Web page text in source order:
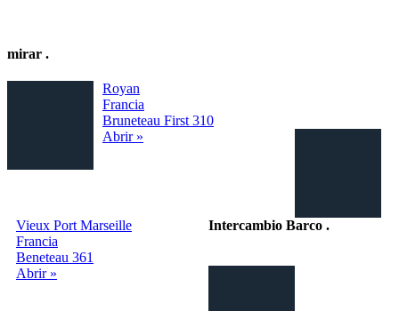
mirar .
Royan
Francia
Bruneteau First 310
Abrir »
Vieux Port Marseille
Francia
Beneteau 361
Abrir »
Intercambio Barco .